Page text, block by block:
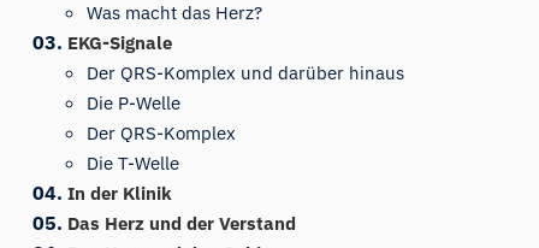
Was macht das Herz?
EKG-Signale
Der QRS-Komplex und darüber hinaus
Die P-Welle
Der QRS-Komplex
Die T-Welle
In der Klinik
Das Herz und der Verstand